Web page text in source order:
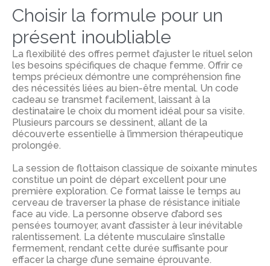
Choisir la formule pour un
présent inoubliable
La flexibilité des offres permet d’ajuster le rituel selon
les besoins spécifiques de chaque femme. Offrir ce
temps précieux démontre une compréhension fine
des nécessités liées au bien-être mental. Un code
cadeau se transmet facilement, laissant à la
destinataire le choix du moment idéal pour sa visite.
Plusieurs parcours se dessinent, allant de la
découverte essentielle à l’immersion thérapeutique
prolongée.
La session de flottaison classique de soixante minutes
constitue un point de départ excellent pour une
première exploration. Ce format laisse le temps au
cerveau de traverser la phase de résistance initiale
face au vide. La personne observe d’abord ses
pensées tournoyer, avant d’assister à leur inévitable
ralentissement. La détente musculaire s’installe
fermement, rendant cette durée suffisante pour
effacer la charge d’une semaine éprouvante.